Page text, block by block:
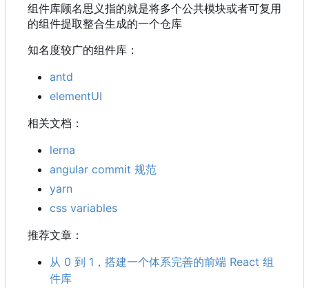
组件库顾名思义指的就是将多个公共模块或者可复用
的组件提取整合生成的一个仓库
知名度较广的组件库：
antd
elementUI
相关文档：
lerna
angular commit 规范
yarn
css variables
推荐文章：
从 0 到 1 ， 搭建一个体系完善的前端 React 组
件库